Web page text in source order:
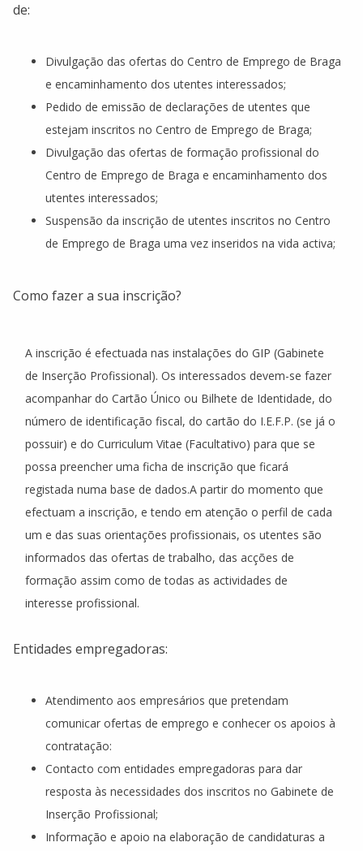
de:
Divulgação das ofertas do Centro de Emprego de Braga
e encaminhamento dos utentes interessados;
Pedido de emissão de declarações de utentes que
estejam inscritos no Centro de Emprego de Braga;
Divulgação das ofertas de formação profissional do
Centro de Emprego de Braga e encaminhamento dos
utentes interessados;
Suspensão da inscrição de utentes inscritos no Centro
de Emprego de Braga uma vez inseridos na vida activa;
Como fazer a sua inscrição?
A inscrição é efectuada nas instalações do GIP (Gabinete
de Inserção Profissional). Os interessados devem-se fazer
acompanhar do Cartão Único ou Bilhete de Identidade, do
número de identificação fiscal, do cartão do I.E.F.P. (se já o
possuir) e do Curriculum Vitae (Facultativo) para que se
possa preencher uma ficha de inscrição que ficará
registada numa base de dados.A partir do momento que
efectuam a inscrição, e tendo em atenção o perfil de cada
um e das suas orientações profissionais, os utentes são
informados das ofertas de trabalho, das acções de
formação assim como de todas as actividades de
interesse profissional.
Entidades empregadoras:
Atendimento aos empresários que pretendam
comunicar ofertas de emprego e conhecer os apoios à
contratação:
Contacto com entidades empregadoras para dar
resposta às necessidades dos inscritos no Gabinete de
Inserção Profissional;
Informação e apoio na elaboração de candidaturas a